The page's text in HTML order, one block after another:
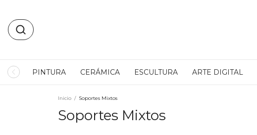
PINTURA CERÁMICA ESCULTURA ARTE DIGITAL
Inicio / Soportes Mixtos
Soportes Mixtos